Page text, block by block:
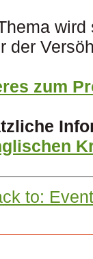
wird
der
zum
to: